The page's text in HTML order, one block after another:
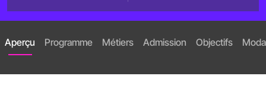
Aperçu Programme Métiers Admission Objectifs